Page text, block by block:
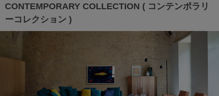
CONTEMPORARY COLLECTION ( コンテンポラリ
ーコレクション )